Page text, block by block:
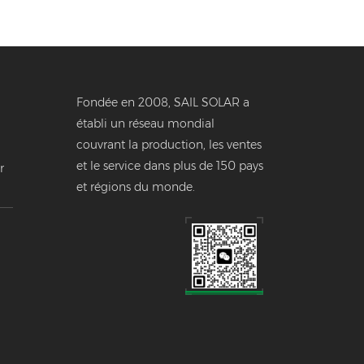
Fondée en 2008, SAIL SOLAR a
établi un réseau mondial
couvrant la production, les ventes
et le service dans plus de 150 pays
et régions du monde.